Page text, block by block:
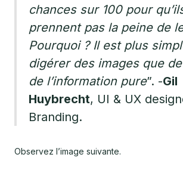
chances sur 100 pour
prennent pas la peine de
Pourquoi ? Il est plus
digérer des images que
de l’information pure”. -Gil
Huybrecht, UI & UX
Branding.
Observez l’image suivante.